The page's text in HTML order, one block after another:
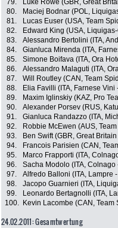
79.
Luke Rowe (GBR, Great
80.
Maciej Bodnar (POL,
81.
Lucas Euser (USA, Team
82.
Edward King (USA,
83.
Alessandro Bertolini (ITA,
84.
Gianluca Mirenda (ITA,
85.
Simone Boifava (ITA, Ora
86.
Alessandro Malaguti (ITA,
87.
Will Routley (CAN, Team
88.
Elia Favilli (ITA, Farnese Vini
89.
Maxim Iglinskiy (KAZ, Pro
90.
Alexander Porsev (RUS,
91.
Gianluca Randazzo (ITA,
92.
Robbie McEwen (AUS,
93.
Ben Swift (GBR, Great
94.
Francois Parisien (CAN,
95.
Marco Frapporti (ITA,
96.
Sacha Modolo (ITA, Colnago
97.
Alfredo Balloni (ITA, Lampre
98.
Jacopo Guarnieri (ITA,
99.
Leonardo Bertagnolli (ITA,
100.
Kevin Lacombe (CAN,
24.02.2011: Gesamtwertung